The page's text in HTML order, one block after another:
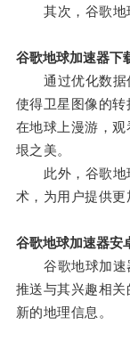
其次，谷歌地球
谷歌地球加速器下
通过优化数据
使得卫星图像的
在地球上漫游，
垠之美。
此外，谷歌地
术，为用户提供更
谷歌地球加速器安
谷歌地球加速
推送与其兴趣相
新的地理信息。